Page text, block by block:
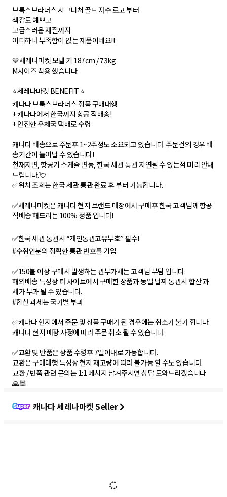
브룩스브라더스 시그니처 골드 자수 로고 부터
색감도 예쁘고
고급스러운 재질까지
어디하나 부족함이 없는 제품이네요!!
💙세레나마켓 모델 키 187cm / 73kg
M사이즈 착용 했습니다.
⭐세레나마켓 BENEFIT ⭐
캐나다 브룩스브라더스 정품 구매대행
+ 캐나다에서 한국까지 항공 직배송!
+ 안전한 우체국 택배로 수령
캐나다 배송으로 주문후 1~2주정도 소요되고 있습니다. 주문건의 경우 배
송기간이 늘어날 수 있습니다!
천재지변, 항공기 스케쥴 변동, 한국 세관 통관 지연될 수 있는점 미리 안내
드립니다.💘
✅위치 조회는 한국 세관 통관 완료 후 부터 가능합니다.
✅세레나마켓은 캐나다 현지 브랜드 매장에서 구매후 한국 고객님께 항공
직배송 해드리는 100% 정품 입니다❗
✅한국 세관 통관시 “개인통관고유부호” 필수❗
#수취인분의 정확한 통관 번호를 기입
✅150불 이상 구매시 발생하는 관부가세는 고객님 부담 입니다.
해외배송 특성상 타 사이트에서 구매한 상품과 동일 날짜 통관시 합산 과
세가 부과 될 수 있습니다.
#합산 과세는 국가별 부과
✅캐나다 현지에서 주문 및 상품 구매가 된 경우에는 취소가 불가 합니다.
캐나다 현지 매장 사정에 따라 주문 취소 될 수 있습니다.
✅교환 및 반품은 상품 수령후 7일이내로 가능합니다.
교환은 구매대행 특성상 현지 재고량에 따라 불가능 할 수도 있습니다.
교환 / 반품 관련 문의는 1:1 메시지 남겨주시면 상담 도와드리겠습니다
🙏🏻
캐나다 세레나마켓 Seller